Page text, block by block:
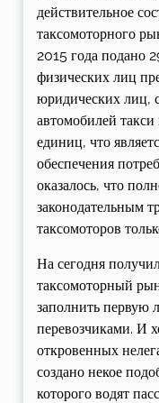
действительное
таксомоторного
2015 года подано
физических лиц
юридических лиц,
автомобилей
единиц, что
обеспечения
оказалось, что
законодательным
таксомоторов
На сегодня
таксомоторный
заполнить первую
перевозчиками. И
откровенных
создано некое
которого водят